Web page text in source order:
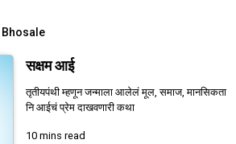
Bhosale
सक्षम आई
तृतीयपंथी म्हणून जन्माला आलेलं मूल, समाज, मानसिकता
नि आईचं प्रेम दाखवणारी कथा
10 mins read